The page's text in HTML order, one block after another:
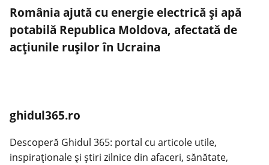
România ajută cu energie electrică și apă
potabilă Republica Moldova, afectată de
acțiunile rușilor în Ucraina
ghidul365.ro
Descoperă Ghidul 365: portal cu articole utile,
inspiraționale și știri zilnice din afaceri, sănătate,